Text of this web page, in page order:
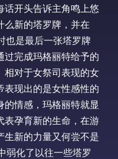
话开头告诉主角鸣上悠
么新的塔罗牌，并在
也是最后一张塔罗牌
过完成玛格丽特给予的
相对于女祭司表现的女
表现出的是女性感性的
的情感，玛格丽特就显
表孕育新的生命，在游
生新的力量又何尝不是
弱化了以往一些塔罗